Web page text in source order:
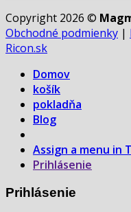
Copyright 2026 ©
Obchodné podmienky |
Ricon.sk
Domov
košík
pokladňa
Blog
Assign a menu in
Prihlásenie
Prihlásenie